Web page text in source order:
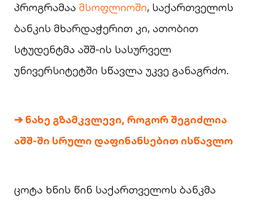
პროგრამაა მსოფლიოში, საქართველოს
ბანკის მხარდაჭერით კი, ათობით
სტუდენტმა აშშ-ის სასურველ
უნივერსიტეტში სწავლა უკვე განაგრძო.
➔ ნახე გზამკვლევი, როგორ შეგიძლია
აშშ-ში სრული დაფინანსებით ისწავლო
ცოტა ხნის წინ საქართველოს ბანკმა